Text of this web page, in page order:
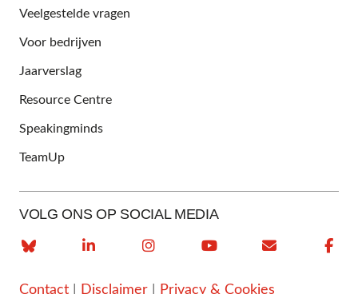
Veelgestelde vragen
Voor bedrijven
Jaarverslag
Resource Centre
Speakingminds
TeamUp
VOLG ONS OP SOCIAL MEDIA
Contact Disclaimer Privacy & Cookies